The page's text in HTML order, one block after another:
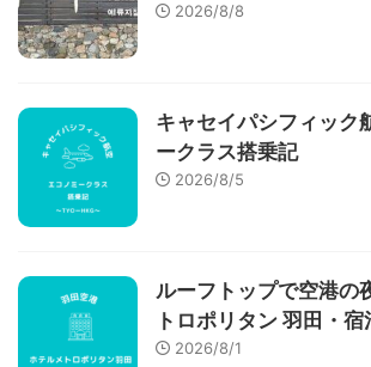
2026/8/8
キャセイパシフィック
ークラス搭乗記
2026/8/5
ルーフトップで空港の
トロポリタン 羽田・宿
2026/8/1